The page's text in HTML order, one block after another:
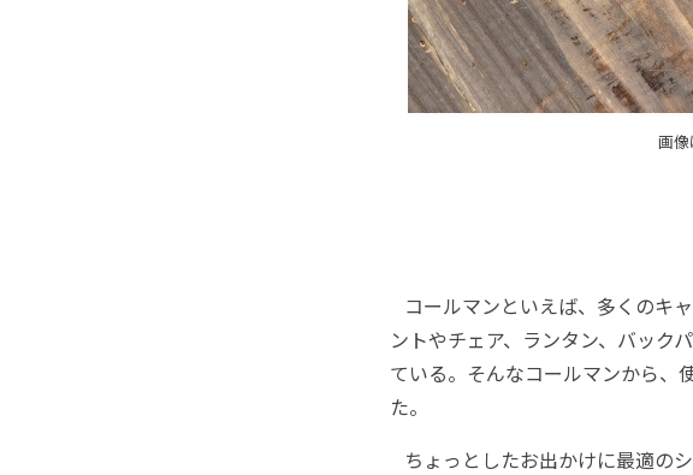
画
コールマンといえば、多くのキ
ントやチェア、ランタン、バック
ている。そんなコールマンから、
た。
ちょっとしたお出かけに最適の